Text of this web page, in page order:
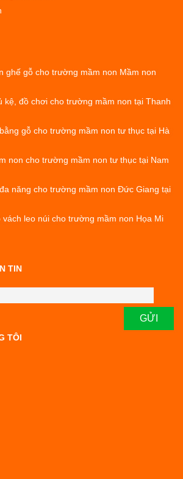
ghế gỗ cho trường mầm non Mầm non
kệ, đồ chơi cho trường mầm non tại Thanh
gỗ cho trường mầm non tư thục tại Hà
non cho trường mầm non tư thục tại Nam
năng cho trường mầm non Đức Giang tại
leo núi cho trường mầm non Họa Mi
TIN
TÔI